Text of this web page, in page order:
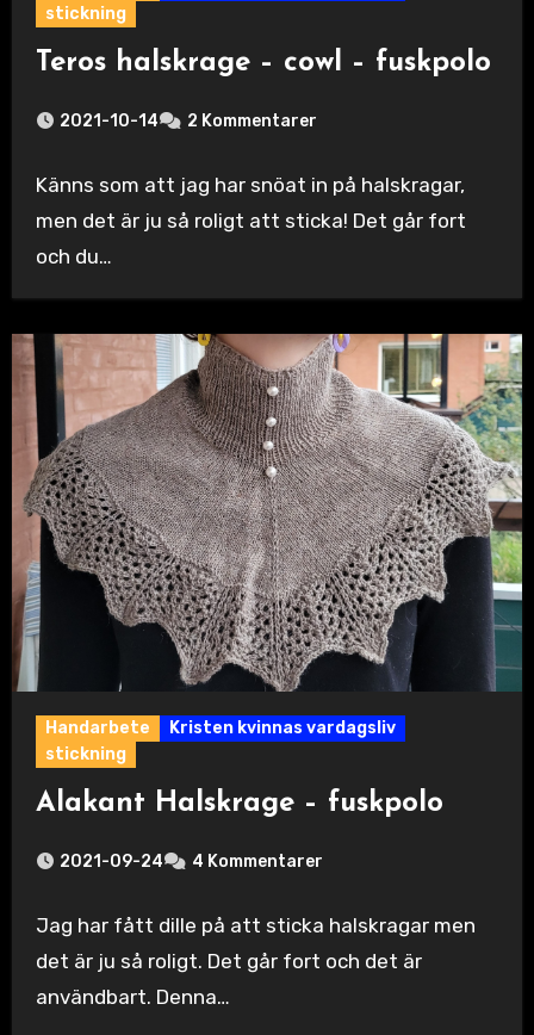
stickning
Teros halskrage – cowl – fuskpolo
2021-10-14 2 Kommentarer
Känns som att jag har snöat in på halskragar,
men det är ju så roligt att sticka! Det går fort
och du…
Handarbete
Kristen kvinnas vardagsliv
stickning
Alakant Halskrage – fuskpolo
2021-09-24 4 Kommentarer
Jag har fått dille på att sticka halskragar men
det är ju så roligt. Det går fort och det är
användbart. Denna…